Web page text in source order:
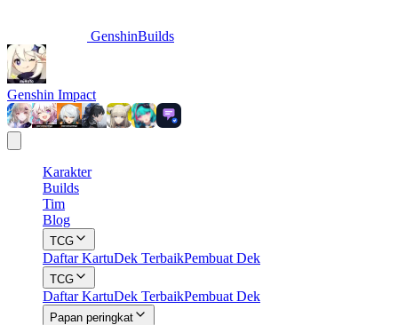
GenshinBuilds
Genshin Impact
Karakter
Builds
Tim
Blog
TCG
Daftar KartuDek TerbaikPembuat Dek
TCG
Daftar KartuDek TerbaikPembuat Dek
Papan peringkat